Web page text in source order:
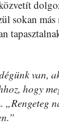
sokan
van,
hogy
„Rengeteg